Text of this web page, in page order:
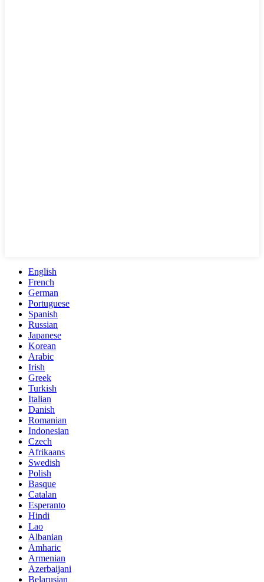
English
French
German
Portuguese
Spanish
Russian
Japanese
Korean
Arabic
Irish
Greek
Turkish
Italian
Danish
Romanian
Indonesian
Czech
Afrikaans
Swedish
Polish
Basque
Catalan
Esperanto
Hindi
Lao
Albanian
Amharic
Armenian
Azerbaijani
Belarusian